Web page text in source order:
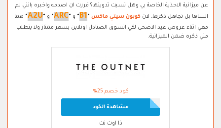
عن ميزانية الاحذية الخاصة بي وهل نسيت تدوينها؟ قررت ان اصدمه واخبره بانني لم
انساها بل تجاهل ذكرها، لان كوبون سيتي ماكس "
B1
" و "
ARC
" و "
A2U
" هما
معي اثناء عروض عيد الاضحى لكي اتسوق الصنادل اونلاين بسعر ممتاز ولا يتطلب
مني ذكره ضمن الميزانية.
كود خصم 25%
مشاهدة الكود
ذا اوت نت